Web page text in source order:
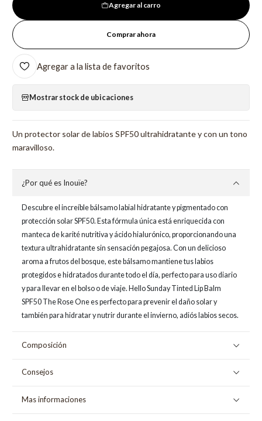
Agregar al carro
Comprar ahora
Agregar a la lista de favoritos
Mostrar stock de ubicaciones
Un protector solar de labios SPF50 ultrahidratante y con un tono
maravilloso.
¿Por qué es Inouïe?
Descubre el increíble bálsamo labial hidratante y pigmentado con
protección solar SPF50. Esta fórmula única está enriquecida con
manteca de karité nutritiva y ácido hialurónico, proporcionando una
textura ultrahidratante sin sensación pegajosa. Con un delicioso
aroma a frutos del bosque, este bálsamo mantiene tus labios
protegidos e hidratados durante todo el día, perfecto para uso diario
y para llevar en el bolso o de viaje. Hello Sunday Tinted Lip Balm
SPF50 The Rose One es perfecto para prevenir el daño solar y
también para hidratar y nutrir durante el invierno, adiós labios secos.
Composición
Consejos
Mas informaciones